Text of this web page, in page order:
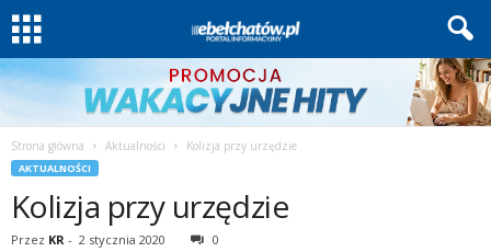
Strona główna Aktualności Kolizja przy urzędzie
AKTUALNOŚCI
Kolizja przy urzędzie
Przez KR - 2 stycznia 2020 0